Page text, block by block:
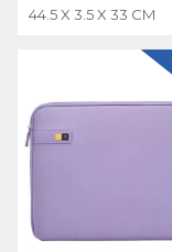
44.5 X 3.5 X 33 CM